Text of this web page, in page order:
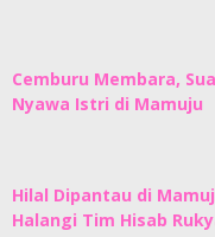
Cemburu Membara,
Nyawa Istri di Mamuju
Hilal Dipantau di
Halangi Tim Hisab